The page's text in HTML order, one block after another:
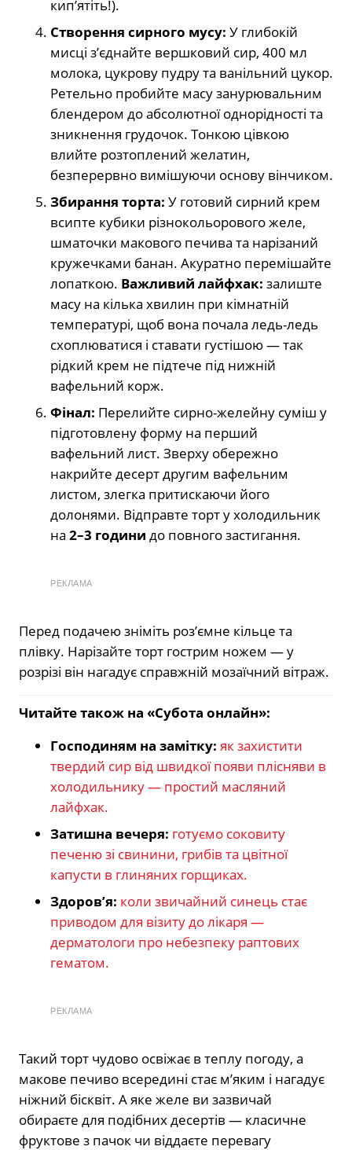
кип’ятіть!).
Створення сирного мусу: У глибокій
мисці з’єднайте вершковий сир, 400 мл
молока, цукрову пудру та ванільний цукор.
Ретельно пробийте масу занурювальним
блендером до абсолютної однорідності та
зникнення грудочок. Тонкою цівкою
влийте розтоплений желатин,
безперервно вимішуючи основу вінчиком.
Збирання торта: У готовий сирний крем
всипте кубики різнокольорового желе,
шматочки макового печива та нарізаний
кружечками банан. Акуратно перемішайте
лопаткою. Важливий лайфхак: залиште
масу на кілька хвилин при кімнатній
температурі, щоб вона почала ледь-ледь
схоплюватися і ставати густішою — так
рідкий крем не підтече під нижній
вафельний корж.
Фінал: Перелийте сирно-желейну суміш у
підготовлену форму на перший
вафельний лист. Зверху обережно
накрийте десерт другим вафельним
листом, злегка притискаючи його
долонями. Відправте торт у холодильник
на 2–3 години до повного застигання.
РЕКЛАМА
Перед подачею зніміть роз’ємне кільце та
плівку. Нарізайте торт гострим ножем — у
розрізі він нагадує справжній мозаїчний вітраж.
Читайте також на «Субота онлайн»:
Господиням на замітку: як захистити
твердий сир від швидкої появи плісняви в
холодильнику — простий масляний
лайфхак.
Затишна вечеря: готуємо соковиту
печеню зі свинини, грибів та цвітної
капусти в глиняних горщиках.
Здоров’я: коли звичайний синець стає
приводом для візиту до лікаря —
дерматологи про небезпеку раптових
гематом.
РЕКЛАМА
Такий торт чудово освіжає в теплу погоду, а
макове печиво всередині стає м’яким і нагадує
ніжний бісквіт. А яке желе ви зазвичай
обираєте для подібних десертів — класичне
фруктове з пачок чи віддаєте перевагу